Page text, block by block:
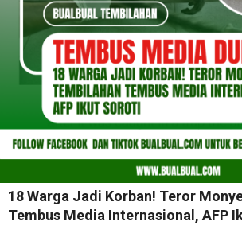
18 Warga Jadi Korban! Teror
Tembus Media Internasional, AFP